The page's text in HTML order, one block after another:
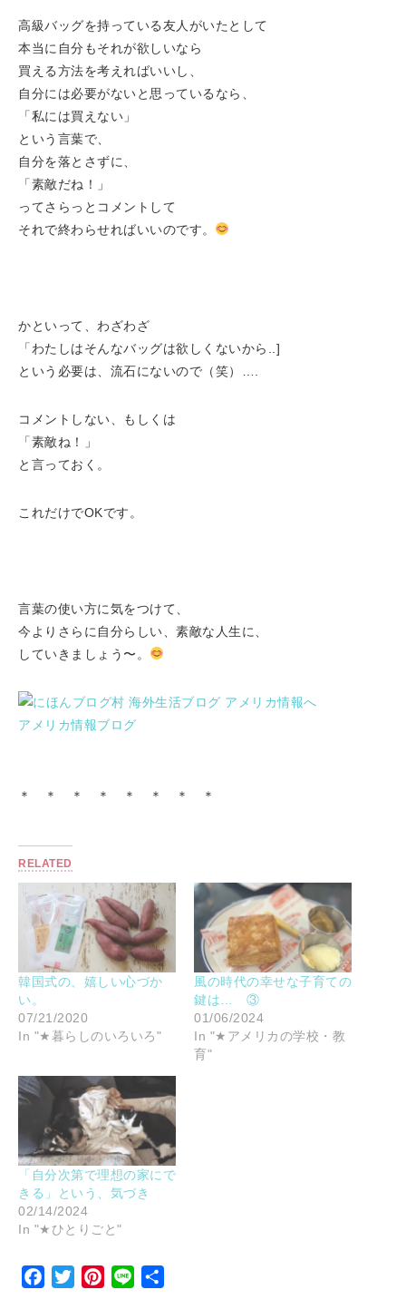
高級バッグを持っている友人がいたとして
本当に自分もそれが欲しいなら
買える方法を考えればいいし、
自分には必要がないと思っているなら、
「私には買えない」
という言葉で、
自分を落とさずに、
「素敵だね！」
ってさらっとコメントして
それで終わらせればいいのです。
かといって、わざわざ
「わたしはそんなバッグは欲しくないから..]
という必要は、流石にないので（笑）….
コメントしない、もしくは
「素敵ね！」
と言っておく。
これだけでOKです。
言葉の使い方に気をつけて、
今よりさらに自分らしい、素敵な人生に、
していきましょう〜。
アメリカ情報ブログ
＊ ＊ ＊ ＊ ＊ ＊ ＊ ＊
RELATED
韓国式の、嬉しい心づか
い。
07/21/2020
In "★暮らしのいろいろ"
風の時代の幸せな子育ての
鍵は… ③
01/06/2024
In "★アメリカの学校・教
育"
「自分次第で理想の家にで
きる」という、気づき
02/14/2024
In "★ひとりごと"
Facebook
TwitterPinterest
Line